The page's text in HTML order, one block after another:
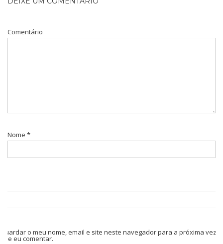
Comentário
Nome *
Guardar o meu nome, email e site neste navegador para a próxima vez
que eu comentar.